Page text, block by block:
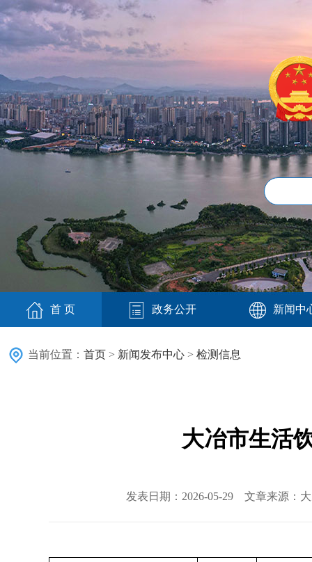
首 页 政务公开 新闻中
当前位置： 首页 > 新闻发布中心 > 检测信息
大冶市生活
发表日期：2026-05-29 文章来源：